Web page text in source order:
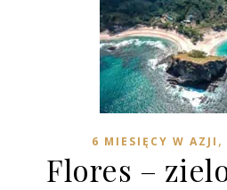
6 MIESIĘCY W AZJI ,
Flores –